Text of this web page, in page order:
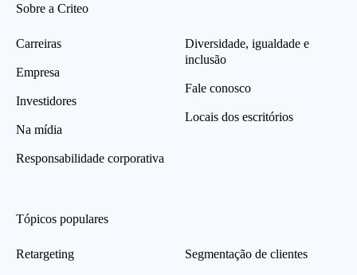
Sobre a Criteo
Carreiras
Empresa
Investidores
Na mídia
Responsabilidade corporativa
Diversidade, igualdade e
inclusão
Fale conosco
Locais dos escritórios
Tópicos populares
Retargeting Segmentação de clientes